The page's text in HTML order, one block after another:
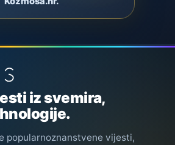
iz svemira,
popularnoznanstvene vijesti,